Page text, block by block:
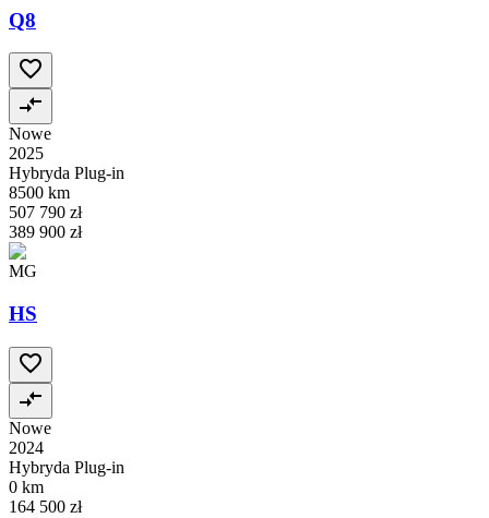
Q8
Nowe
2025
Hybryda Plug-in
8500 km
507 790 zł
389 900 zł
MG
HS
Nowe
2024
Hybryda Plug-in
0 km
164 500 zł